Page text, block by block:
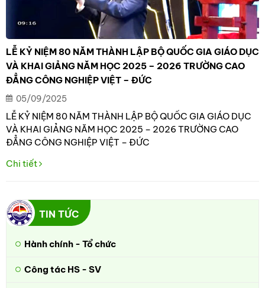
LỄ KỶ NIỆM 80 NĂM THÀNH LẬP BỘ QUỐC GIA GIÁO DỤC
VÀ KHAI GIẢNG NĂM HỌC 2025 – 2026 TRƯỜNG CAO
ĐẲNG CÔNG NGHIỆP VIỆT – ĐỨC
05/09/2025
LỄ KỶ NIỆM 80 NĂM THÀNH LẬP BỘ QUỐC GIA GIÁO DỤC
VÀ KHAI GIẢNG NĂM HỌC 2025 – 2026 TRƯỜNG CAO
ĐẲNG CÔNG NGHIỆP VIỆT – ĐỨC
Chi tiết
TIN TỨC
Hành chính - Tổ chức
Công tác HS - SV